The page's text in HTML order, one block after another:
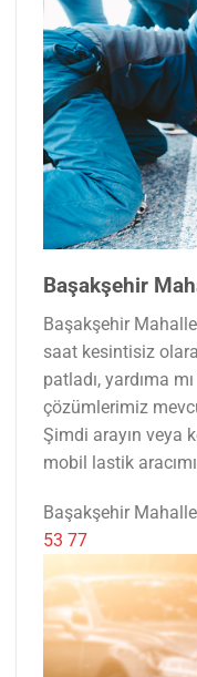
Başakşehir
Başakşehir
saat kesintisiz
patladı, yardıma
çözümlerimiz
Şimdi arayın veya
mobil lastik
Başakşehir
53 77